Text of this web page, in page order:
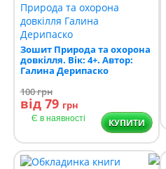
Зошит Природа та охорона
довкілля. Вік: 4+. Автор:
Галина Дерипаско
100грн
від 79 грн
Є в наявності КУПИТИ